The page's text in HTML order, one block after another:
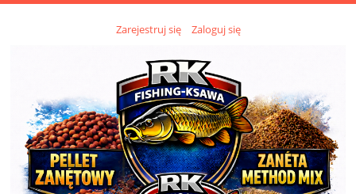
Zarejestruj się Zaloguj się